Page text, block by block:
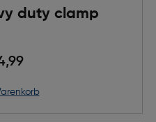
duty clamp